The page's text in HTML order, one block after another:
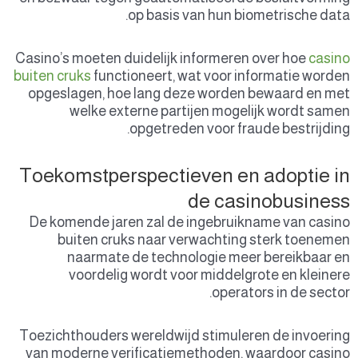
buiten
De
van